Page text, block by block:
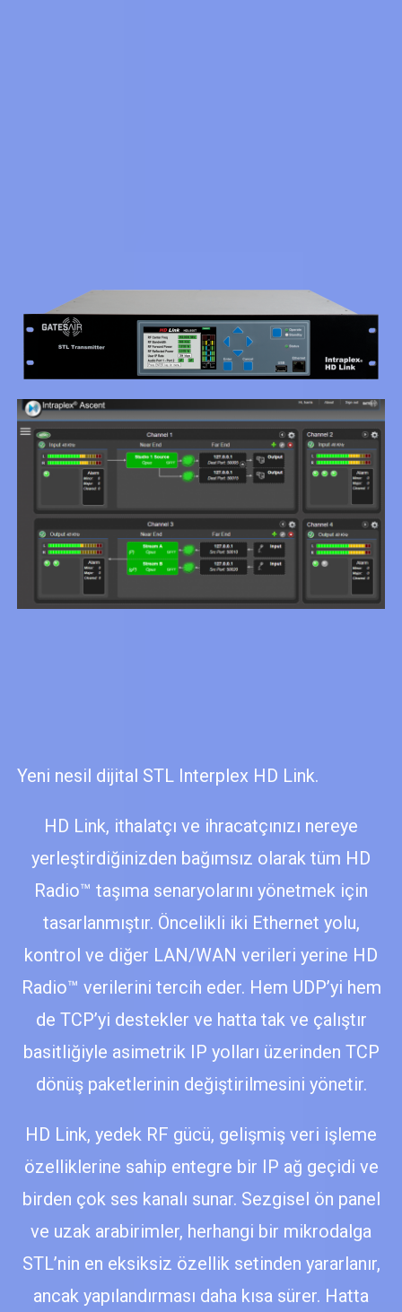
Yeni nesil dijital STL Interplex HD Link.
HD Link, ithalatçı ve ihracatçınızı nereye
yerleştirdiğinizden bağımsız olarak tüm HD
Radio™ taşıma senaryolarını yönetmek için
tasarlanmıştır. Öncelikli iki Ethernet yolu,
kontrol ve diğer LAN/WAN verileri yerine HD
Radio™ verilerini tercih eder. Hem UDP’yi hem
de TCP’yi destekler ve hatta tak ve çalıştır
basitliğiyle asimetrik IP yolları üzerinden TCP
dönüş paketlerinin değiştirilmesini yönetir.
HD Link, yedek RF gücü, gelişmiş veri işleme
özelliklerine sahip entegre bir IP ağ geçidi ve
birden çok ses kanalı sunar. Sezgisel ön panel
ve uzak arabirimler, herhangi bir mikrodalga
STL’nin en eksiksiz özellik setinden yararlanır,
ancak yapılandırması daha kısa sürer. Hatta